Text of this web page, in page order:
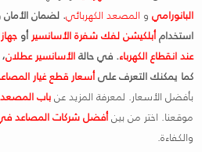
البانورامي و المصعد الكهربائي. لضمان
استخدامأبلكيشن لفك شفرة الأسانسير أو
عند انقطاع الكهرباء. في حالةالأسانسير عطلان
كما يمكنك التعرف علىأسعار قطع غيار
بأفضل الأسعار. لمعرفة المزيد عنباب المصعد
موقعنا. اختر من بينأفضل شركات المصاعد
والكفاءة.